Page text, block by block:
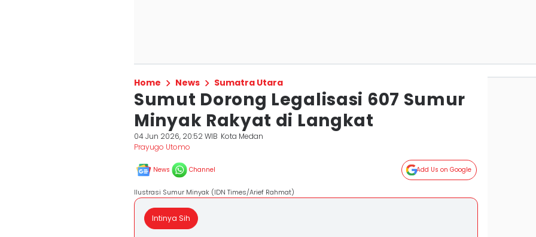
Home News Sumatra Utara
Sumut Dorong Legalisasi 607 Sumur
Minyak Rakyat di Langkat
04 Jun 2026, 20:52 WIB Kota Medan
Prayugo Utomo
News Channel Add Us on Google
Ilustrasi Sumur Minyak (IDN Times/Arief Rahmat)
Intinya Sih